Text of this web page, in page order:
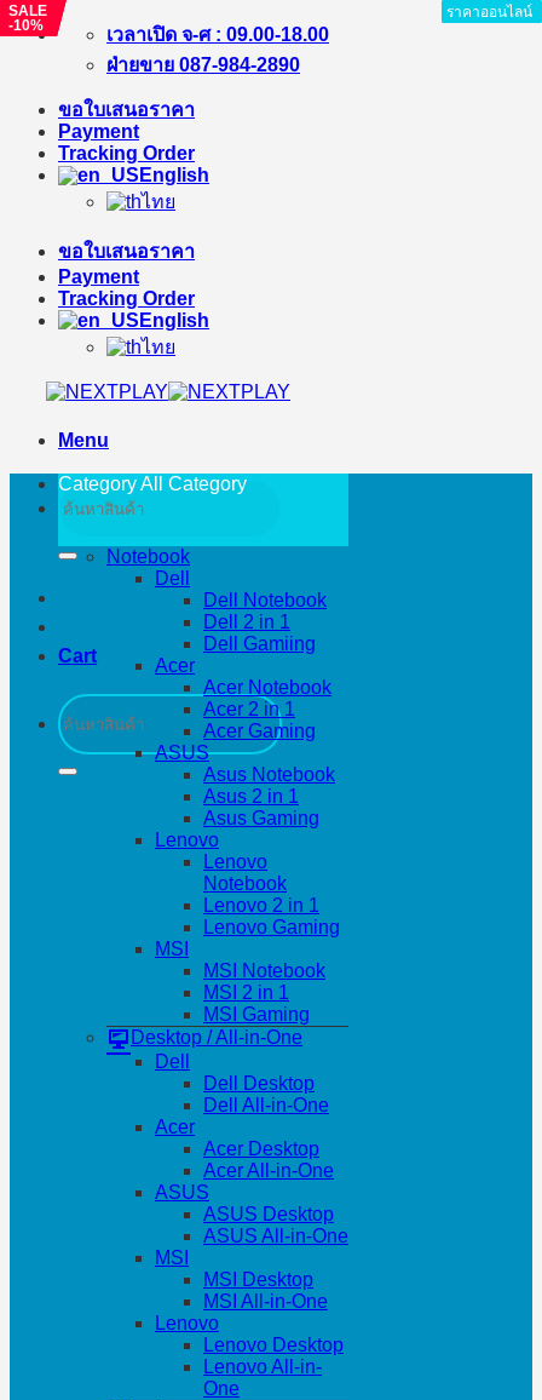
Skip
เวลาเปิด จ-ศ : 09.00-18.00
ฝ่ายขาย 087-984-2890
ขอใบเสนอราคา
Payment
Tracking Order
English
ไทย
ขอใบเสนอราคา
Payment
Tracking Order
English
ไทย
Menu
Search
for:
Cart
Search
for:
Category All Category
Notebook
Dell
Dell Notebook
Dell 2 in 1
Dell Gamiing
Acer
Acer Notebook
Acer 2 in 1
Acer Gaming
ASUS
Asus Notebook
Asus 2 in 1
Asus Gaming
Lenovo
Lenovo
Notebook
Lenovo 2 in 1
Lenovo Gaming
MSI
MSI Notebook
MSI 2 in 1
MSI Gaming
Desktop / All-in-One
Dell
Dell Desktop
Dell All-in-One
Acer
Acer Desktop
Acer All-in-One
ASUS
ASUS Desktop
ASUS All-in-One
MSI
MSI Desktop
MSI All-in-One
Lenovo
Lenovo Desktop
Lenovo All-in-
One
ราคาออนไลน์
SALE
-10%
ราคาออนไลน์
ราคาออนไลน์
ราคาออนไลน์
ราคาออนไลน์
SALE
-%
ราคาออนไลน์
ราคาออนไลน์
SALE
-%
ราคาออนไลน์
ราคาออนไลน์